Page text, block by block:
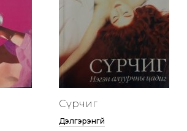
Сүрчиг
Дэлгэрэнгүй